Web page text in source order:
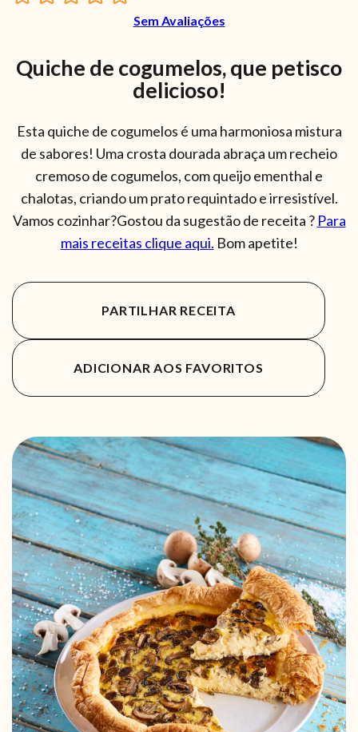
Sem Avaliações
Quiche de cogumelos, que petisco
delicioso!
Esta quiche de cogumelos é uma harmoniosa mistura
de sabores! Uma crosta dourada abraça um recheio
cremoso de cogumelos, com queijo ementhal e
chalotas, criando um prato requintado e irresistível.
Vamos cozinhar?Gostou da sugestão de receita ? Para
mais receitas clique aqui. Bom apetite!
PARTILHAR RECEITA
ADICIONAR AOS FAVORITOS